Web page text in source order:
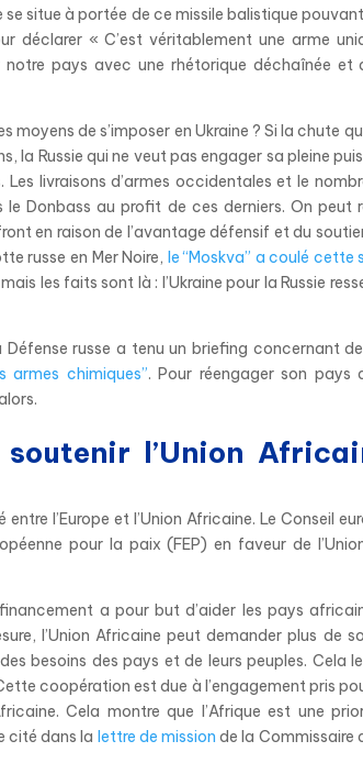
se situe à portée de ce missile balistique
déclarer « C’est véritablement une arme
pays avec une rhétorique déchaînée et
moyens de s’imposer en Ukraine ? Si la chute
la Russie qui ne veut pas engager sa pleine
livraisons d’armes occidentales et le
Donbass au profit de ces derniers. On peut
en raison de l’avantage défensif et du
russe en Mer Noire, le “Moskva” a coulé cette
les faits sont là : l’Ukraine pour la Russie
russe a tenu un briefing concernant
armes chimiques”. Pour réengager son pays
l’Union
l’Europe et l’Union Africaine. Le Conseil
pour la paix (FEP) en faveur de
a pour but d’aider les pays
l’Union Africaine peut demander plus de
besoins des pays et de leurs peuples. Cela
coopération est due à l’engagement pris
Cela montre que l’Afrique est une
cité dans la lettre de mission de la Commissaire